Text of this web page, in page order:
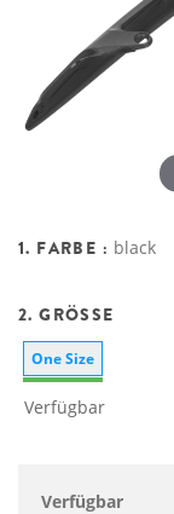
1. FARBE : black
2. GRÖSSE
One Size
Verfügbar
Verfügbar